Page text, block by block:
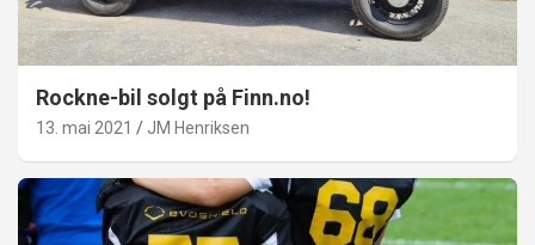
Rockne-bil solgt på Finn.no!
13. mai 2021 JM Henriksen